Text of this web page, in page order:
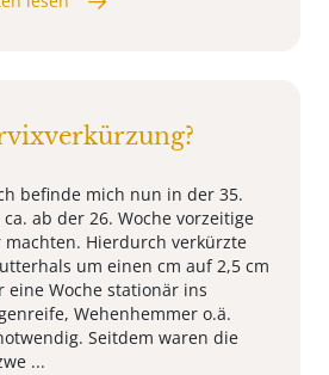
befinde mich nun in der 35.
ab der 26. Woche vorzeitige
machten. Hierdurch verkürzte
um einen cm auf 2,5 cm
Woche stationär ins
Wehenhemmer o.ä.
Seitdem waren die
...